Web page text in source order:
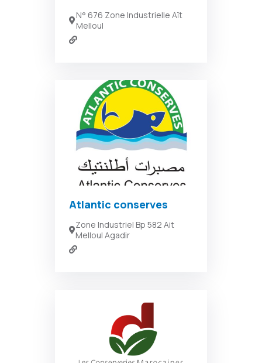
N° 676 Zone Industrielle Aït
Melloul
Atlantic conserves
Zone Industriel Bp 582 Ait
Melloul Agadir